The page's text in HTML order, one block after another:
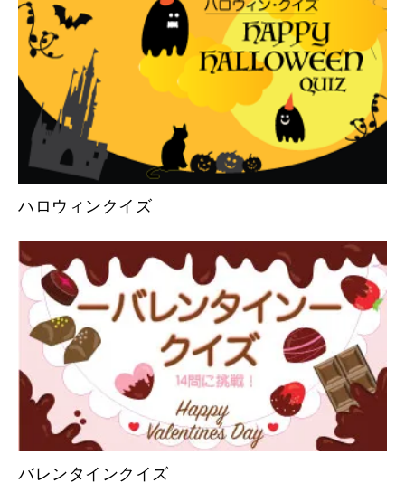
ハロウィンクイズ
バレンタインクイズ